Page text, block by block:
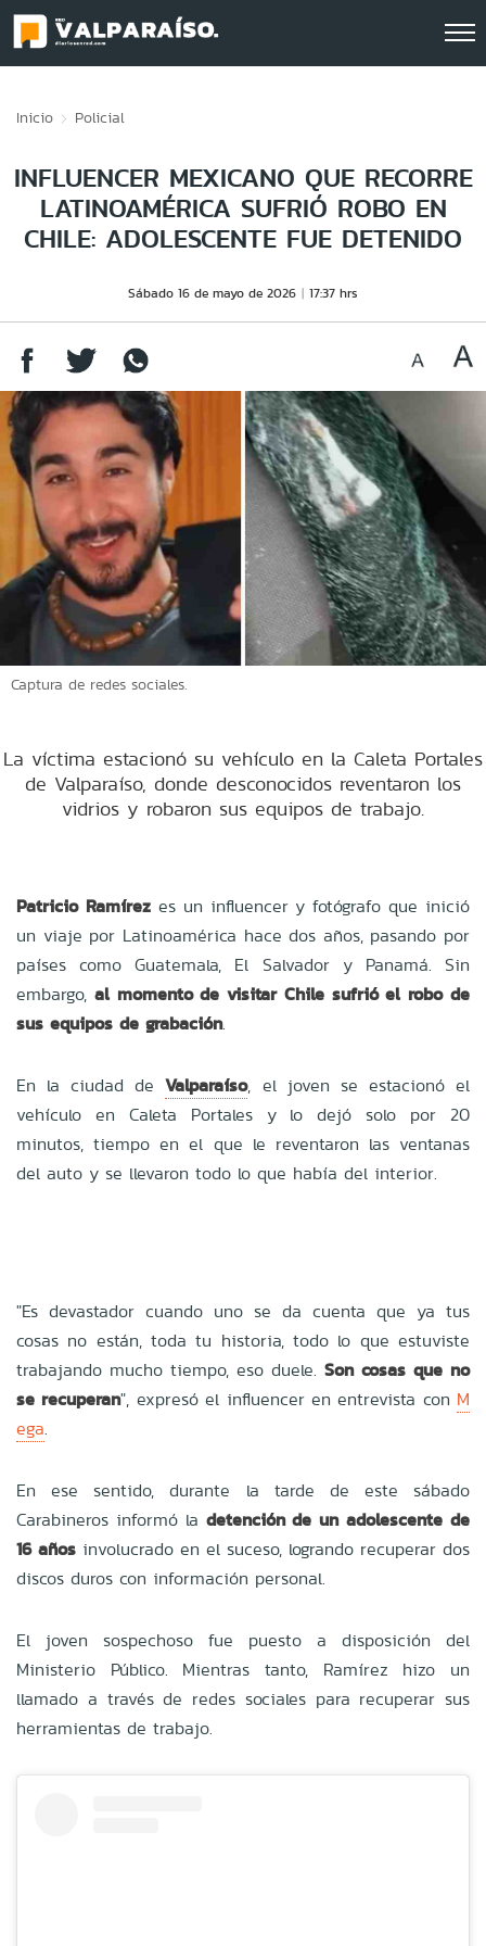
Inicio Policial
INFLUENCER MEXICANO QUE RECORRE
LATINOAMÉRICA SUFRIÓ ROBO EN
CHILE: ADOLESCENTE FUE DETENIDO
Sábado 16 de mayo de 2026 17:37 hrs
Captura de redes sociales.
La víctima estacionó su vehículo en la Caleta Portales
de Valparaíso, donde desconocidos reventaron los
vidrios y robaron sus equipos de trabajo.
Patricio Ramírezes un influencer y fotógrafo que inició
un viaje por Latinoamérica hace dos años, pasando por
países como Guatemala, El Salvador y Panamá. Sin
embargo, al momento de visitar Chile sufrió el robo de
sus equipos de grabación.
En la ciudad deValparaíso, el joven se estacionó el
vehículo en Caleta Portales y lo dejó solo por 20
minutos, tiempo en el que le reventaron las ventanas
del auto y se llevaron todo lo que había del interior.
"Es devastador cuando uno se da cuenta que ya tus
cosas no están, toda tu historia, todo lo que estuviste
trabajando mucho tiempo, eso duele. Son cosas que no
se recuperan", expresó el influencer en entrevista con M
ega.
En ese sentido, durante la tarde de este sábado
Carabineros informó la detención de un adolescente de
16 años involucrado en el suceso, logrando recuperar dos
discos duros con información personal.
El joven sospechoso fue puesto a disposición del
Ministerio Público. Mientras tanto, Ramírez hizo un
llamado a través de redes sociales para recuperar sus
herramientas de trabajo.